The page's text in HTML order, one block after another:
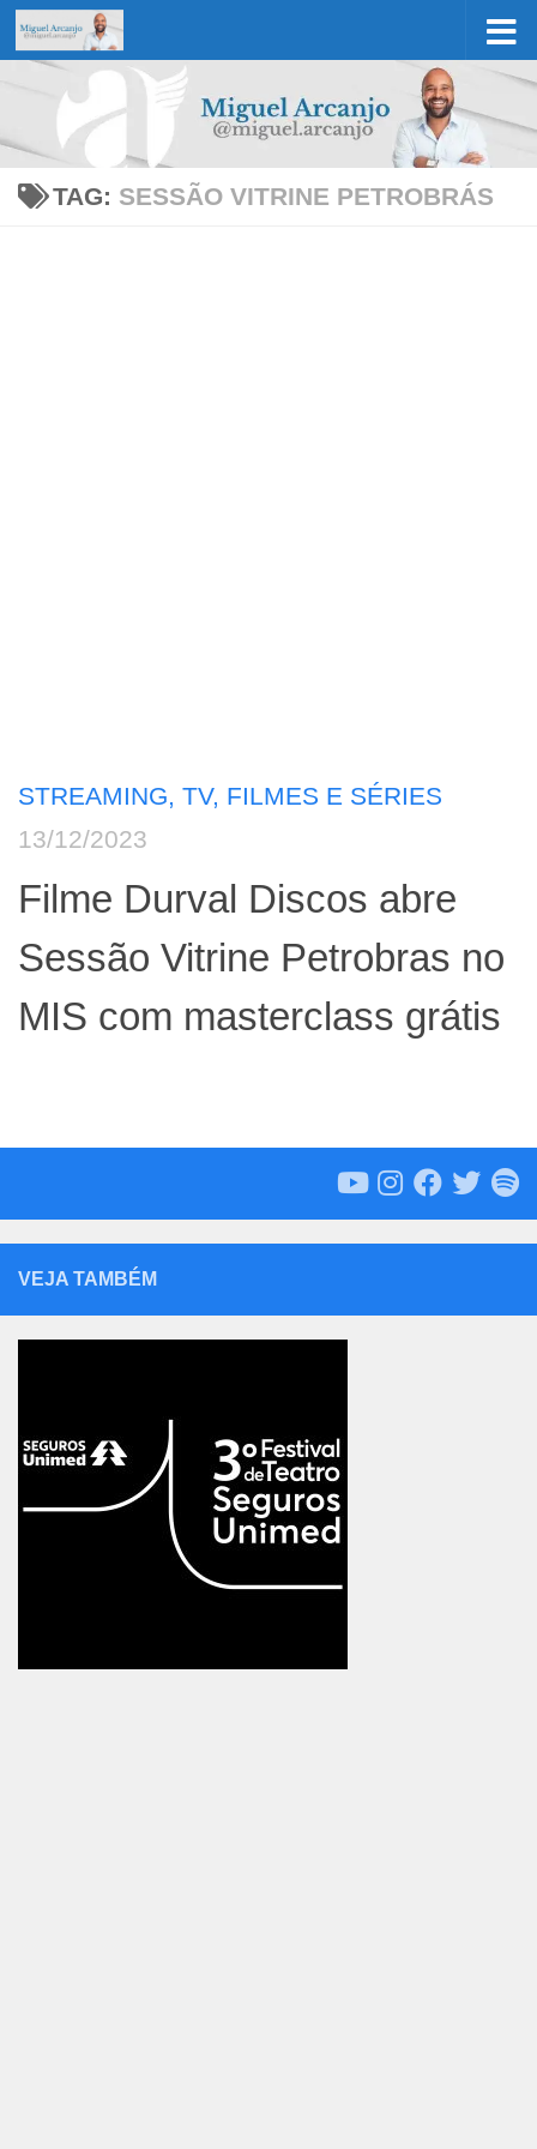
Skip to content
TAG: SESSÃO VITRINE PETROBRÁS
STREAMING, TV, FILMES E SÉRIES
13/12/2023
Filme Durval Discos abre
Sessão Vitrine Petrobras no
MIS com masterclass grátis
VEJA TAMBÉM